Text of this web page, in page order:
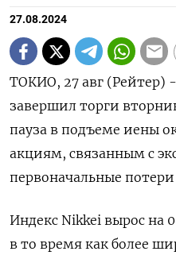
27.08.2024
ТОКИО, 27 авг (Рейтер)
завершил торги
пауза в подъеме иены
акциям, связанным с
первоначальные
Индекс Nikkei вырос на
в то время как более